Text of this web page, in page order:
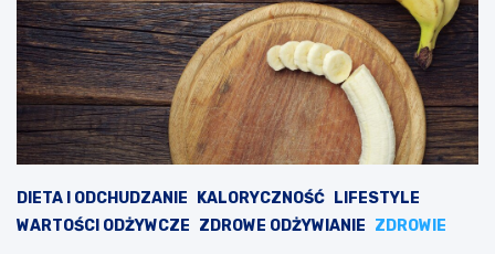
DIETA I ODCHUDZANIE KALORYCZNOŚĆ
LIFESTYLE
WARTOŚCI ODŻYWCZE ZDROWE ODŻYWIANIE ZDROWIE